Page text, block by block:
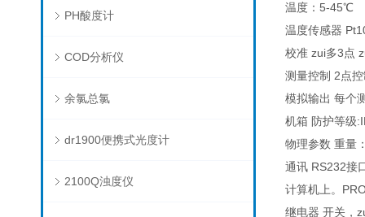
PH酸度计
COD分析仪
余氯总氯
dr1900便携式光度计
2100Q浊度仪
温度：5-45℃
温度传感器
校准 zui多3点
测量控制 2点
模拟输出 每个
机箱 防护等级
物理参数 重量
通讯 RS232接
计算机上。
继电器 开关，